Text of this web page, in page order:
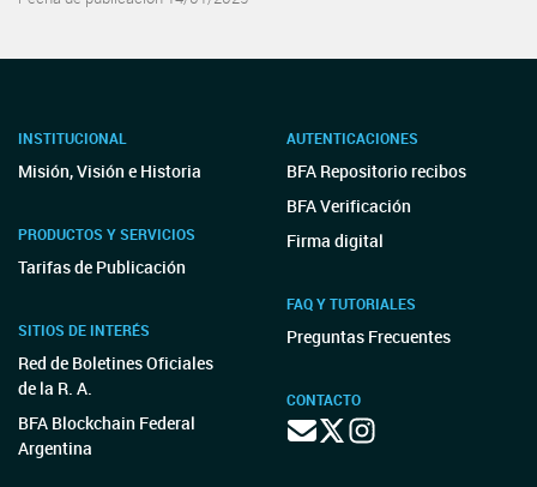
INSTITUCIONAL
Misión, Visión e Historia
PRODUCTOS Y SERVICIOS
Tarifas de Publicación
SITIOS DE INTERÉS
Red de Boletines Oficiales
de la R. A.
BFA Blockchain Federal
Argentina
AUTENTICACIONES
BFA Repositorio recibos
BFA Verificación
Firma digital
FAQ Y TUTORIALES
Preguntas Frecuentes
CONTACTO